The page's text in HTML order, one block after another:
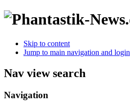
Skip to content
Jump to main navigation and login
Nav view search
Navigation